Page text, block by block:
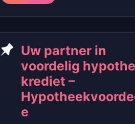
Uw partner in
voordelig
krediet –
e